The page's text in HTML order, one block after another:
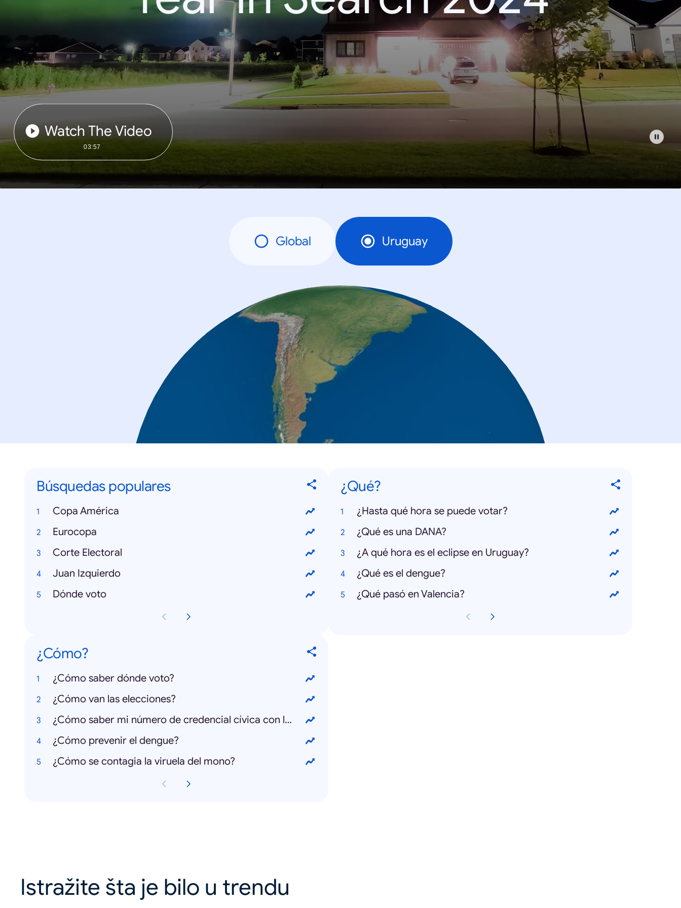
Watch The Video
03:57
Global Uruguay
Búsquedas populares
Copa América
Eurocopa
Corte Electoral
Juan Izquierdo
Dónde voto
¿Qué?
¿Hasta qué hora se puede votar?
¿Qué es una DANA?
¿A qué hora es el eclipse en Uruguay?
¿Qué es el dengue?
¿Qué pasó en Valencia?
¿Cómo?
¿Cómo saber dónde voto?
¿Cómo van las elecciones?
¿Cómo saber mi número de credencial cívica con la cédula?
¿Cómo prevenir el dengue?
¿Cómo se contagia la viruela del mono?
Istražite šta je bilo u trendu